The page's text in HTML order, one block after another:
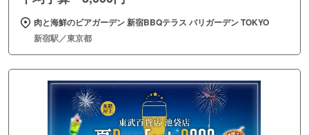
肉と海鮮のビアガーデン 新宿BBQテラス バリガーデン TOKYO
新宿駅／東京都